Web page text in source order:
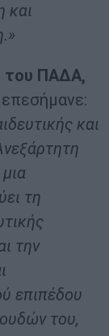
και
του ΠΑΔΑ,
επεσήμανε:
και
τη
την
επιπέδου
του,